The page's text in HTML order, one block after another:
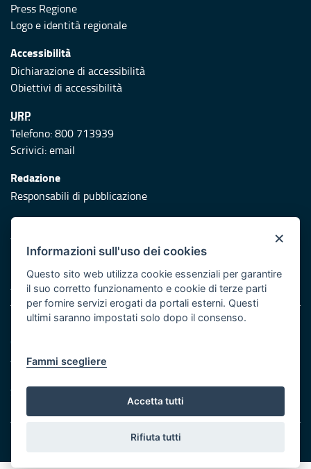
Press Regione
Logo e identità regionale
Accessibilità
Dichiarazione di accessibilità
Obiettivi di accessibilità
URP
Telefono: 800 713939
Scrivici:email
Redazione
Responsabili di pubblicazione
Protezione civile
Vai al sito di Protezione Civile Puglia
Iniziativa finanziata con risorse del POR Puglia 2014/2020 -
Asse XI
Note legali
Cookie e privacy
Atti di notifica
Servizi Intranet
© Regione Puglia
×
Informazioni sull'uso dei cookies
Questo sito web utilizza cookie essenziali per garantire
il suo corretto funzionamento e cookie di terze parti
per fornire servizi erogati da portali esterni. Questi
ultimi saranno impostati solo dopo il consenso.
Fammi scegliere
Accetta tutti
Rifiuta tutti